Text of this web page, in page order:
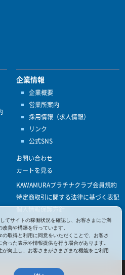
企業情報
企業概要
営業所案内
採用情報（求人情報）
リンク
公式SNS
お問い合わせ
カートを見る
KAWAMURAプラチナクラブ会員規約
特定商取引に関する法律に基づく表記
個人情報保護方針
ISO9001
健康経営優良法人認定
Supply Co.,Ltd.
てサイトの稼働状況を確認し、お客さまにご満
善や構築を行っています。
の取得と利用に同意をいただくことで、お客さ
った表示や情報提供を行う場合があります。
向上し、お客さまがさまざまな機能をご利用